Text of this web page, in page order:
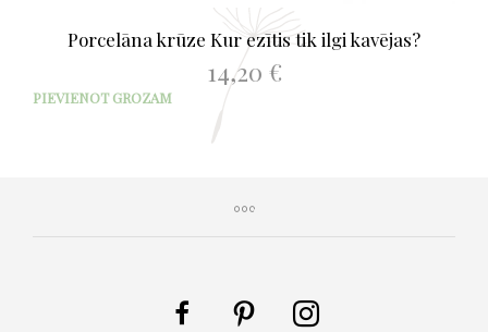
Porcelāna krūze Kur ezītis tik ilgi kavējas?
14,20 €
PIEVIENOT GROZAM